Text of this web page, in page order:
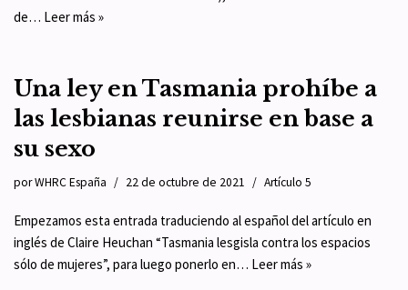
de… Leer más »
Una ley en Tasmania prohíbe a
las lesbianas reunirse en base a
su sexo
porWHRC España 22 de octubre de 2021 Artículo 5
Empezamos esta entrada traduciendo al español del artículo en
inglés de Claire Heuchan “Tasmania lesgisla contra los espacios
sólo de mujeres”, para luego ponerlo en… Leer más »